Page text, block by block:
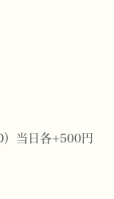
当日各+500円